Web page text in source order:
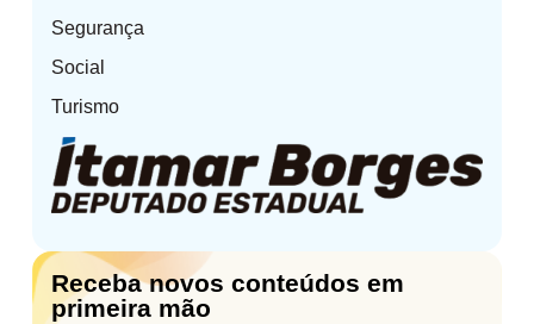
Segurança
Social
Turismo
Receba novos conteúdos em
primeira mão